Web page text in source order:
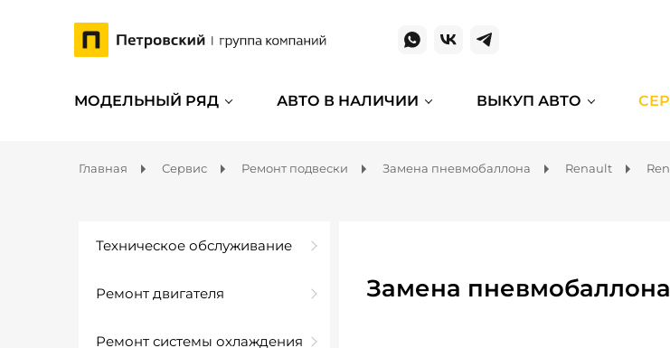
МОДЕЛЬНЫЙ РЯД АВТО В НАЛИЧИИ ВЫКУП АВТО
Главная Сервис Ремонт подвески Замена пневмобаллона Renault
Техническое обслуживание
Ремонт двигателя
Ремонт системы охлаждения
Замена